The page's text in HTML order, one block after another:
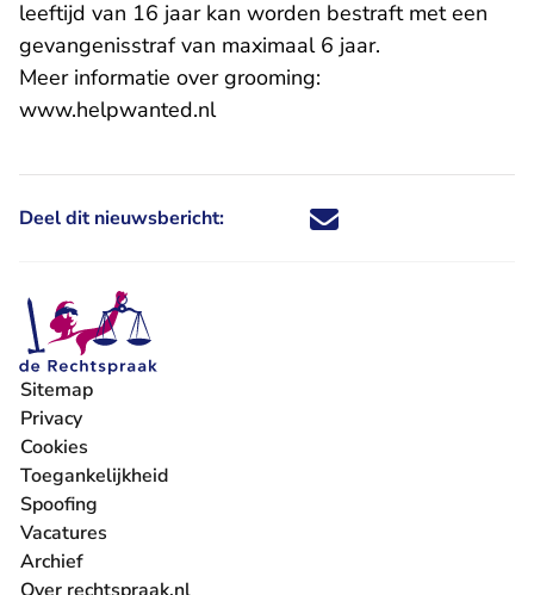
leeftijd van 16 jaar kan worden bestraft met een
gevangenisstraf van maximaal 6 jaar.
Meer informatie over grooming:
www.helpwanted.nl- U verlaat Rechtspraak.nl
Deel dit nieuwsbericht: Deel dit nieuwsbericht via X -
Deel dit nieuwsbericht via
Deel dit nieuwsbericht
Deel dit
Sitemap
Privacy
Cookies
Toegankelijkheid
Spoofing
Vacatures
- U verlaat Rechtspraak.nl
Archief